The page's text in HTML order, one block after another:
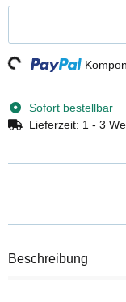
Sofort bestellbar
Lieferzeit: 1 - 3
Beschreibung